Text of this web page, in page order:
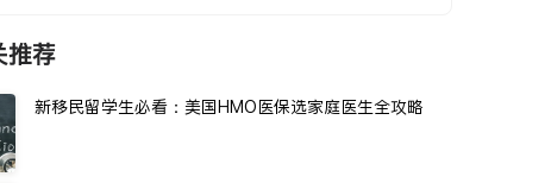
推荐
新移民留学生必看：美国HMO医保选家庭医生全攻略